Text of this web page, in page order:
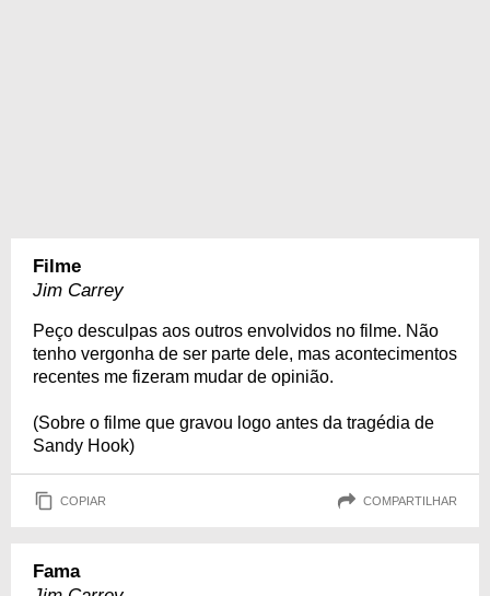
Filme
Jim Carrey
Peço desculpas aos outros envolvidos no filme. Não
tenho vergonha de ser parte dele, mas acontecimentos
recentes me fizeram mudar de opinião.
(Sobre o filme que gravou logo antes da tragédia de
Sandy Hook)
COPIAR COMPARTILHAR
Fama